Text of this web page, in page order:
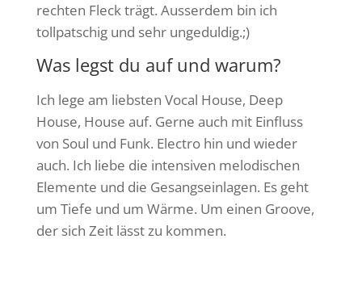
rechten Fleck trägt. Ausserdem bin ich
tollpatschig und sehr ungeduldig.;)
Was legst du auf und warum?
Ich lege am liebsten Vocal House, Deep
House, House auf. Gerne auch mit Einfluss
von Soul und Funk. Electro hin und wieder
auch. Ich liebe die intensiven melodischen
Elemente und die Gesangseinlagen. Es geht
um Tiefe und um Wärme. Um einen Groove,
der sich Zeit lässt zu kommen.